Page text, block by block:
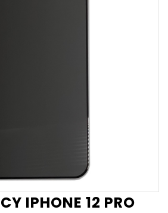
IPHONE 12 PRO